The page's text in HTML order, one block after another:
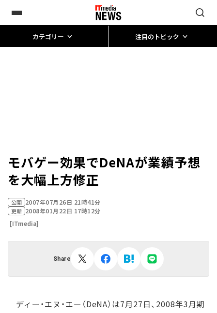
カテゴリー 注目のトピック
モバゲー効果でDeNAが業績予想
を大幅上方修正
公開 2007年07月26日 21時41分
更新 2008年01月22日 17時12分
[ITmedia]
Share
ディー・エヌ・エー（DeNA）は7月27日、2008年3月期